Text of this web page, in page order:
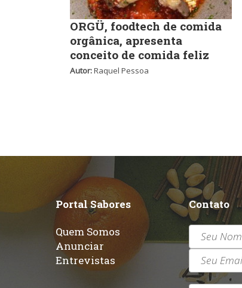
ORGÜ, foodtech de comida
orgânica, apresenta
conceito de comida feliz
Autor:Raquel Pessoa
Portal Sabores
Quem Somos
Anunciar
Entrevistas
Contato